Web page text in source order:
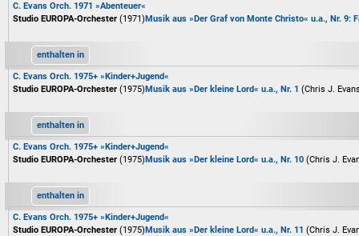
C. Evans Orch. 1971 »Abenteuer«
Studio EUROPA-Orchester (1971)Musik aus »Der Graf von Monte Christo« u.a., Nr. 9:
enthalten in
C. Evans Orch. 1975+ »Kinder+Jugend«
Studio EUROPA-Orchester (1975)Musik aus »Der kleine Lord« u.a., Nr. 1 (Chris J.
enthalten in
C. Evans Orch. 1975+ »Kinder+Jugend«
Studio EUROPA-Orchester (1975)Musik aus »Der kleine Lord« u.a., Nr. 10 (Chris J.
enthalten in
C. Evans Orch. 1975+ »Kinder+Jugend«
Studio EUROPA-Orchester (1975)Musik aus »Der kleine Lord« u.a., Nr. 11 (Chris J.